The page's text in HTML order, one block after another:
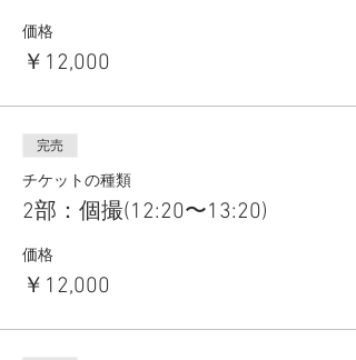
価格
￥12,000
完売
チケットの種類
2部：個撮(12:20〜13:20)
価格
￥12,000